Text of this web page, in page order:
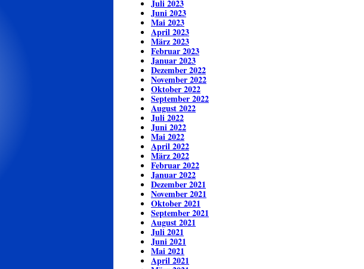
Juli 2023
Juni 2023
Mai 2023
April 2023
März 2023
Februar 2023
Januar 2023
Dezember 2022
November 2022
Oktober 2022
September 2022
August 2022
Juli 2022
Juni 2022
Mai 2022
April 2022
März 2022
Februar 2022
Januar 2022
Dezember 2021
November 2021
Oktober 2021
September 2021
August 2021
Juli 2021
Juni 2021
Mai 2021
April 2021